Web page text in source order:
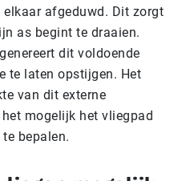
afgeduwd. Dit zorgt
as begint te draaien.
dit voldoende
te laten opstijgen. Het
van dit externe
mogelijk het vliegpad
bepalen.